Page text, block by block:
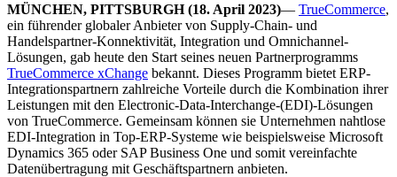
MÜNCHEN, PITTSBURGH (18. April 2023)— TrueCommerce,
ein führender globaler Anbieter von Supply-Chain- und
Handelspartner-Konnektivität, Integration und Omnichannel-
Lösungen, gab heute den Start seines neuen Partnerprogramms
TrueCommerce xChange bekannt. Dieses Programm bietet ERP-
Integrationspartnern zahlreiche Vorteile durch die Kombination ihrer
Leistungen mit den Electronic-Data-Interchange-(EDI)-Lösungen
von TrueCommerce. Gemeinsam können sie Unternehmen nahtlose
EDI-Integration in Top-ERP-Systeme wie beispielsweise Microsoft
Dynamics 365 oder SAP Business One und somit vereinfachte
Datenübertragung mit Geschäftspartnern anbieten.